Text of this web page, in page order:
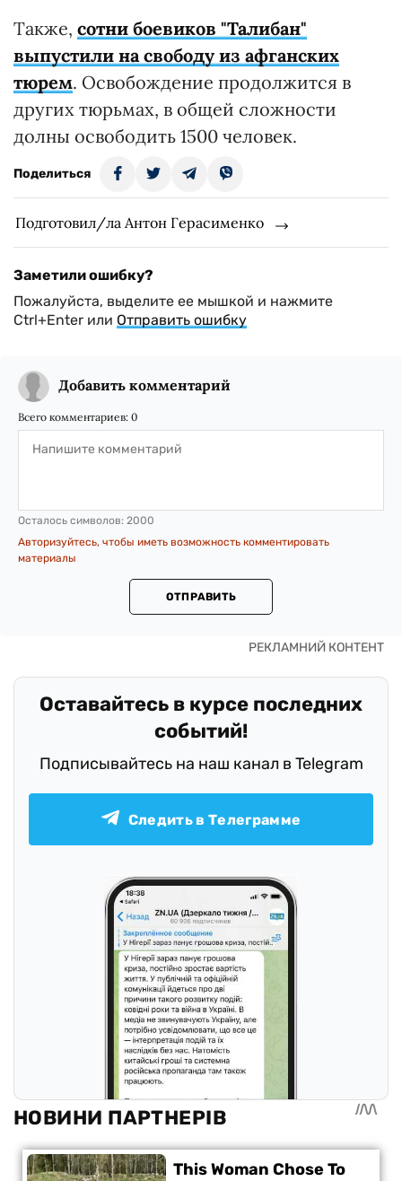
Также, сотни боевиков "Талибан"
выпустили на свободу из афганских
тюрем. Освобождение продолжится в
других тюрьмах, в общей сложности
долны освободить 1500 человек.
Поделиться
Подготовил/ла Антон Герасименко
Заметили ошибку?
Пожалуйста, выделите ее мышкой и нажмите
Ctrl+Enter или Отправить ошибку
Добавить комментарий
Всего комментариев: 0
Осталось символов: 2000
Авторизуйтесь, чтобы иметь возможность комментировать
материалы
ОТПРАВИТЬ
Оставайтесь в курсе последних
событий!
Подписывайтесь на наш канал в Telegram
Следить в Телеграмме